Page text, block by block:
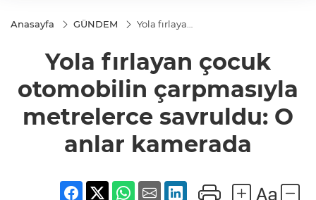
Anasayfa GÜNDEM
Yola fırlayan
çarpmasıyla
metrelerce
anlar
kamerada
Yola fırlayan çocuk
otomobilin çarpmasıyla
metrelerce savruldu: O
anlar kamerada